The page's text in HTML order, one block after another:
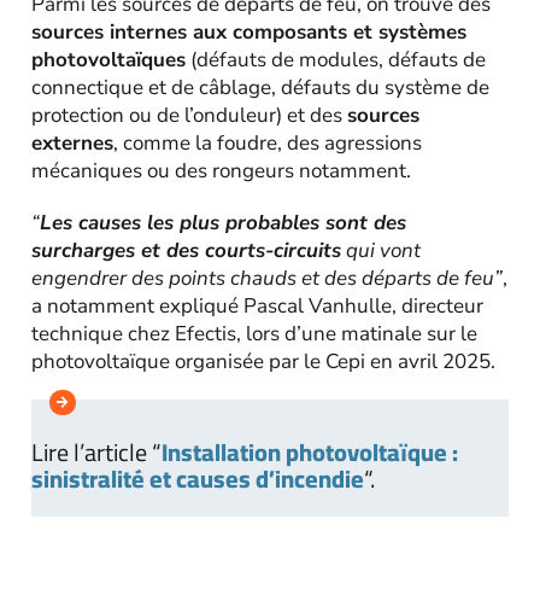
sources internes aux composants et systèmes
photovoltaïques (défauts de modules, défauts de
connectique et de câblage, défauts du système de
protection ou de l’onduleur) et dessources
externes, comme la foudre, des agressions
mécaniques ou des rongeurs notamment.
“Les causes les plus probables sont des
surcharges et des courts-circuitsqui vont
engendrer des points chauds et des départs de feu”,
a notamment expliqué Pascal Vanhulle, directeur
technique chez Efectis, lors d’une matinale sur le
photovoltaïque organisée par le Cepi en avril 2025.
Lire l’article “Installation photovoltaïque :
sinistralité et causes d’incendie“.